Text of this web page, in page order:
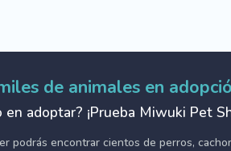
de animales en
en adoptar? ¡Prueba Miwuki Pet
podrás encontrar cientos de perros,